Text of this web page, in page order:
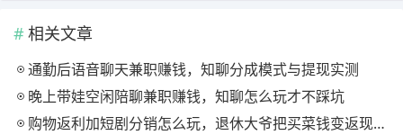
相关文章
通勤后语音聊天兼职赚钱，知聊分成模式与提现实测
晚上带娃空闲陪聊兼职赚钱，知聊怎么玩才不踩坑
购物返利加短剧分销怎么玩，退休大爷把买菜钱变返现的慢节奏法